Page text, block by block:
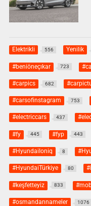
Elektrikli 556 Yenilik
#beniöneçıkar 723
#carpics 682
#carsofinstagram 753
#electriccars 437
#fy 445 #fyp 443
#HyundaiIoniq 8
#HyundaiTürkiye 80
#keşfetteyiz 833
#osmandannameler 1076